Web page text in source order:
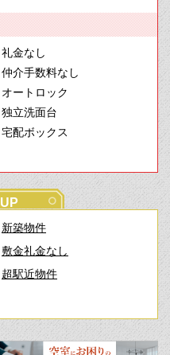
礼金なし
仲介手数料なし
オートロック
独立洗面台
宅配ボックス
新築物件
敷金礼金なし
超駅近物件